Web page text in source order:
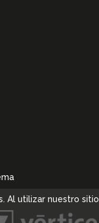
utilizar nuestro